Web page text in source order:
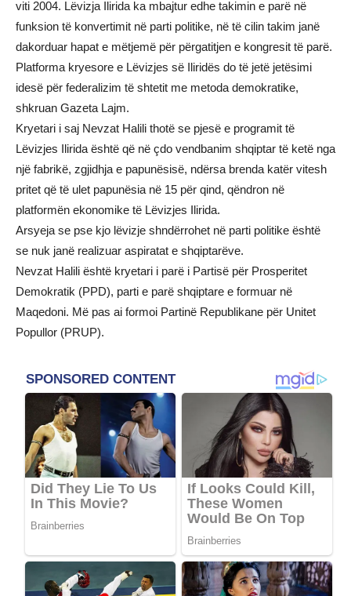
viti 2004. Lëvizja Ilirida ka mbajtur edhe takimin e parë në
funksion të konvertimit në parti politike, në të cilin takim janë
dakorduar hapat e mëtjemë për përgatitjen e kongresit të parë.
Platforma kryesore e Lëvizjes së Iliridës do të jetë jetësimi
idesë për federalizim të shtetit me metoda demokratike,
shkruan Gazeta Lajm.
Kryetari i saj Nevzat Halili thotë se pjesë e programit të
Lëvizjes Ilirida është që në çdo vendbanim shqiptar të ketë nga
një fabrikë, zgjidhja e papunësisë, ndërsa brenda katër vitesh
pritet që të ulet papunësia në 15 për qind, qëndron në
platformën ekonomike të Lëvizjes Ilirida.
Arsyeja se pse kjo lëvizje shndërrohet në parti politike është
se nuk janë realizuar aspiratat e shqiptarëve.
Nevzat Halili është kryetari i parë i Partisë për Prosperitet
Demokratik (PPD), parti e parë shqiptare e formuar në
Maqedoni. Më pas ai formoi Partinë Republikane për Unitet
Popullor (PRUP).